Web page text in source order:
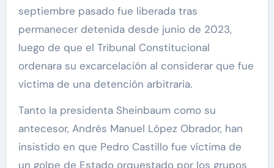
septiembre pasado fue liberada tras
permanecer detenida desde junio de 2023,
luego de que el Tribunal Constitucional
ordenara su excarcelación al considerar que fue
víctima de una detención arbitraria.
Tanto la presidenta Sheinbaum como su
antecesor, Andrés Manuel López Obrador, han
insistido en que Pedro Castillo fue víctima de
un golpe de Estado orquestado por los grupos